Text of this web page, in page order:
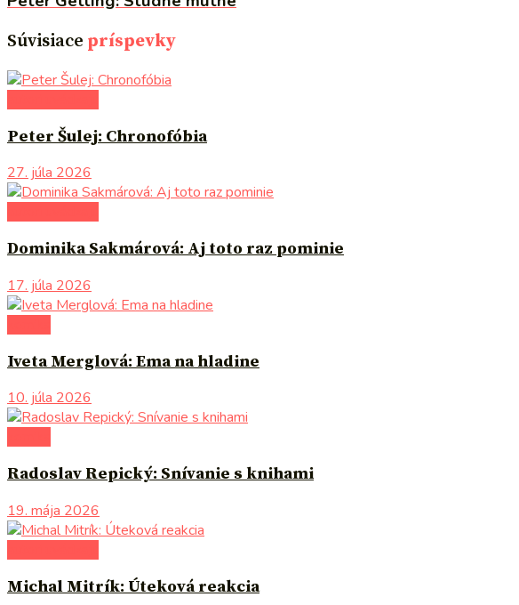
Súvisiace príspevky
Peter Šulej: Chronofóbia
27. júla 2026
Dominika Sakmárová: Aj toto raz pominie
17. júla 2026
Iveta Merglová: Ema na hladine
10. júla 2026
Radoslav Repický: Snívanie s knihami
19. mája 2026
Michal Mitrík: Úteková reakcia